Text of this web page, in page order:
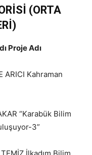
(ORTA
Proje Adı
ARICI Kahraman
“Karabük Bilim
3”